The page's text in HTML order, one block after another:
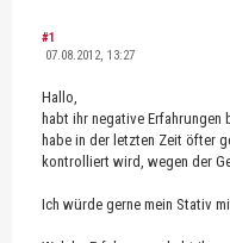
#1
07.08.2012, 13:27
Hallo,
habt ihr negative Erfahrungen
habe in der letzten Zeit öfter
kontrolliert wird, wegen der
Ich würde gerne mein Stativ